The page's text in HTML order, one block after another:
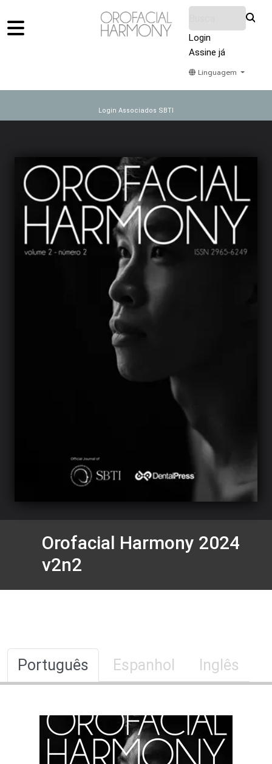
Login
Assine já
Linguagem
Sobre Nós
Login Associados SBTI
Orofacial Harmony 2024
v2n2
Português Espanhol Inglês